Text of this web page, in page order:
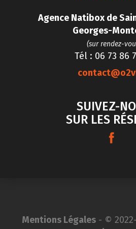
Agence Natibox de
Georges-
(sur rendez-
Tél : 06 73 86
SUIVEZ-
SUR LES
Mentions Légales- ©